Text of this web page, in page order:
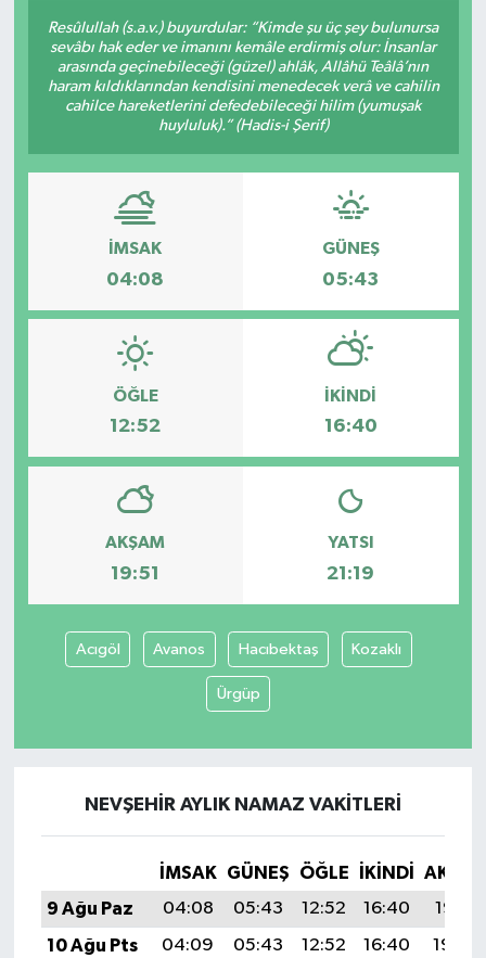
Resûlullah (s.a.v.) buyurdular: “Kimde şu üç şey bulunursa
sevâbı hak eder ve imanını kemâle erdirmiş olur: İnsanlar
arasında geçinebileceği (güzel) ahlâk, Allâhü Teâlâ’nın
haram kıldıklarından kendisini menedecek verâ ve cahilin
cahilce hareketlerini defedebileceği hilim (yumuşak
huyluluk).” (Hadis-i Şerif)
İMSAK
04:08
GÜNEŞ
05:43
ÖĞLE
12:52
İKINDI
16:40
AKŞAM
19:51
YATSI
21:19
Acıgöl Avanos Hacıbektaş Kozaklı
Ürgüp
NEVŞEHIR AYLIK NAMAZ VAKITLERI
İMSAK GÜNEŞ ÖĞLE İKINDI
9 Ağu Paz
04:08 05:43 12:52 16:40
19:51
10 Ağu Pts
04:09 05:43 12:52 16:40
19:50